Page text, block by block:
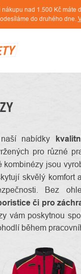
nad 1.500 Kč máte
do druhého dne.
nabídky
pro různé
kombinézy jsou
skvělý komfort
Bez
či pro
vám poskytnou
během